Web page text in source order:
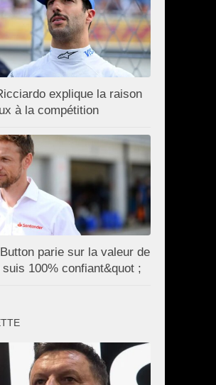
explique la raison
à la compétition
parie sur la valeur de
100% confiant&quot ;